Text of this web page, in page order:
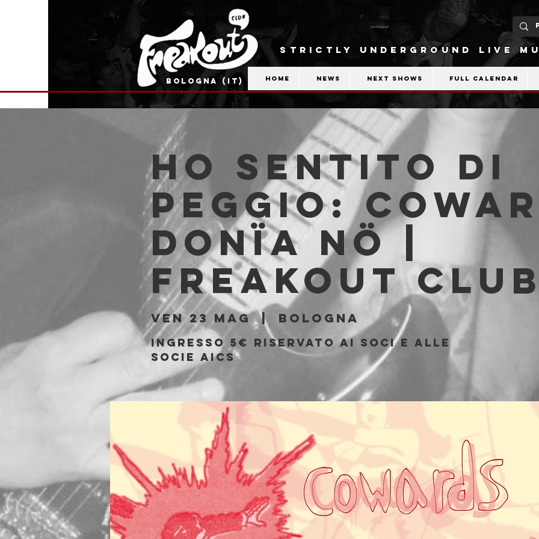
BOLOGNA (IT)
STRICTLY UNDERGROUND LIVE
Home News Next shows Full calendar
HO SENTITO DI
PEGGIO:
Donïa Nö |
Freakout
ven 23 mag
  |
Bologna
Ingresso 5€ riservato ai soci e alle
socie AICS